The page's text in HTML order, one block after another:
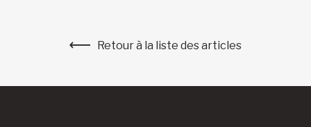
Retour à la liste des articles